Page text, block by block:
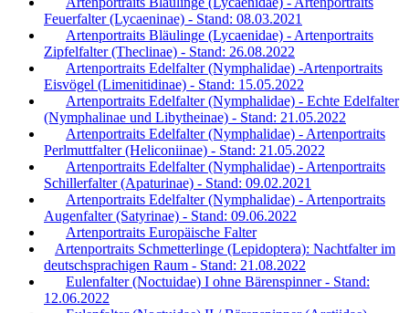
Feuerfalter (Lycaeninae) - Stand: 08.03.2021
Artenportraits Bläulinge (Lycaenidae) - Artenportraits
Zipfelfalter (Theclinae) - Stand: 26.08.2022
Artenportraits Edelfalter (Nymphalidae) -Artenportraits
Eisvögel (Limenitidinae) - Stand: 15.05.2022
Artenportraits Edelfalter (Nymphalidae) - Echte Edelfalter
(Nymphalinae und Libytheinae) - Stand: 21.05.2022
Artenportraits Edelfalter (Nymphalidae) - Artenportraits
Perlmuttfalter (Heliconiinae) - Stand: 21.05.2022
Artenportraits Edelfalter (Nymphalidae) - Artenportraits
Schillerfalter (Apaturinae) - Stand: 09.02.2021
Artenportraits Edelfalter (Nymphalidae) - Artenportraits
Augenfalter (Satyrinae) - Stand: 09.06.2022
Artenportraits Europäische Falter
Artenportraits Schmetterlinge (Lepidoptera): Nachtfalter im
deutschsprachigen Raum - Stand: 21.08.2022
Eulenfalter (Noctuidae) I ohne Bärenspinner - Stand:
12.06.2022